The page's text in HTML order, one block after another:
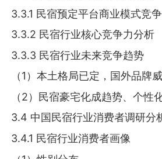
3.3.1 民宿预定平台商业模式竞争
3.3.2 民宿行业核心竞争力分析
3.3.3 民宿行业未来竞争趋势
（1）本土格局已定，国外品牌
（2）民宿豪宅化成趋势、个性
3.4 中国民宿行业消费者调研分
3.4.1 民宿行业消费者画像